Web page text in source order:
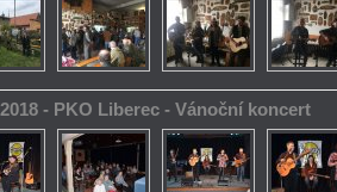
- PKO Liberec - Vánoční koncert